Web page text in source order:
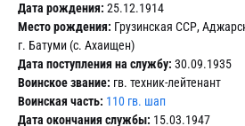
Дата рождения: 25.12.1914
Место рождения: Грузинская ССР,
г. Батуми (с. Ахаищен)
Дата поступления на службу: 30.09.1935
Воинское звание: гв. техник-лейтенант
Воинская часть: 110 гв. шап
Дата окончания службы: 15.03.1947